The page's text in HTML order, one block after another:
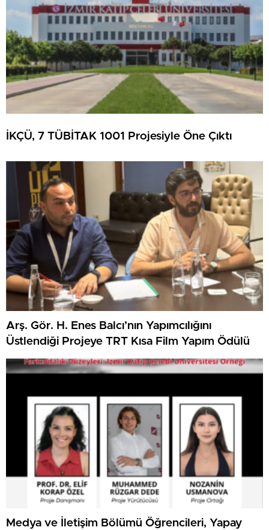
İKÇÜ, 7 TÜBİTAK 1001 Projesiyle Öne Çıktı
Arş. Gör. H. Enes Balcı’nın Yapımcılığını
Üstlendiği Projeye TRT Kısa Film Yapım Ödülü
Medya ve İletişim Bölümü Öğrencileri, Yapay